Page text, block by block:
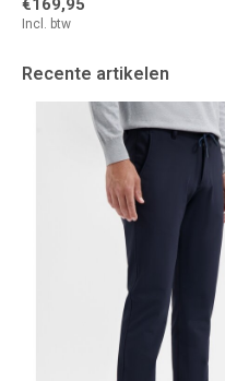
€169,95
Incl. btw
Recente artikelen